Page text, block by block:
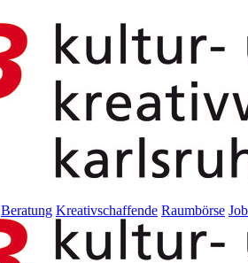
Beratung Kreativschaffende Raumbörse